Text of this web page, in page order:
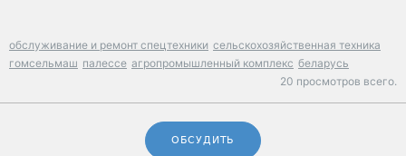
обслуживание и ремонт спецтехники сельскохозяйственная техника
гомсельмаш палессе агропромышленный комплекс беларусь
20 просмотров всего.
ОБСУДИТЬ